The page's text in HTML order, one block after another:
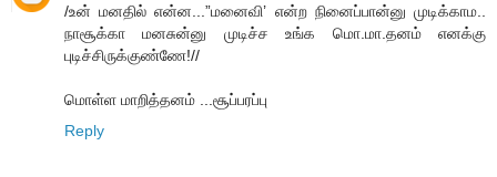
/உன் மனதில் என்ன...”மனைவி’ என்ற நினைப்பான்னு முடிக்காம..
நாசூக்கா மனசுன்னு முடிச்ச உங்க மொ.மா.தனம் எனக்கு
புடிச்சிருக்குண்ணே!//
மொள்ள மாறித்தனம் ...சூப்பரப்பு
Reply